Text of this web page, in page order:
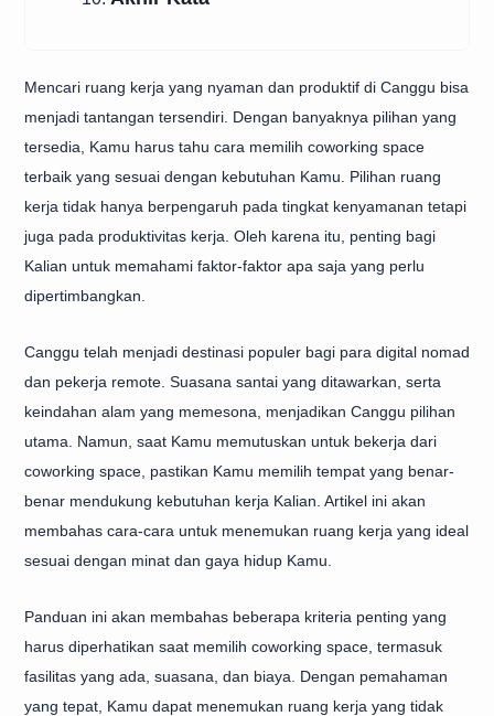
Mencari ruang kerja yang nyaman dan produktif di Canggu bisa
menjadi tantangan tersendiri. Dengan banyaknya pilihan yang
tersedia, Kamu harus tahu cara memilih coworking space
terbaik yang sesuai dengan kebutuhan Kamu. Pilihan ruang
kerja tidak hanya berpengaruh pada tingkat kenyamanan tetapi
juga pada produktivitas kerja. Oleh karena itu, penting bagi
Kalian untuk memahami faktor-faktor apa saja yang perlu
dipertimbangkan.
Canggu telah menjadi destinasi populer bagi para digital nomad
dan pekerja remote. Suasana santai yang ditawarkan, serta
keindahan alam yang memesona, menjadikan Canggu pilihan
utama. Namun, saat Kamu memutuskan untuk bekerja dari
coworking space, pastikan Kamu memilih tempat yang benar-
benar mendukung kebutuhan kerja Kalian. Artikel ini akan
membahas cara-cara untuk menemukan ruang kerja yang ideal
sesuai dengan minat dan gaya hidup Kamu.
Panduan ini akan membahas beberapa kriteria penting yang
harus diperhatikan saat memilih coworking space, termasuk
fasilitas yang ada, suasana, dan biaya. Dengan pemahaman
yang tepat, Kamu dapat menemukan ruang kerja yang tidak